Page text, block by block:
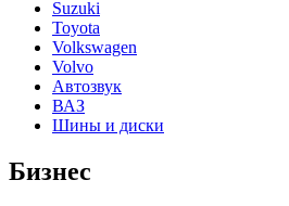
Suzuki
Toyota
Volkswagen
Volvo
Автозвук
ВАЗ
Шины и диски
Бизнес